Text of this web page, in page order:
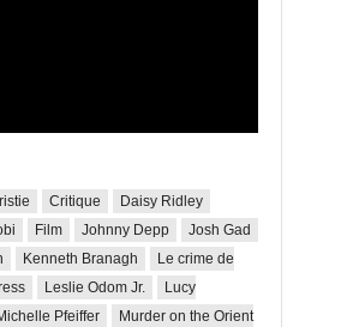
Critique
Daisy Ridley
Film Johnny Depp
Josh Gad
Kenneth Branagh
Le crime de
Leslie Odom Jr.
Lucy
Pfeiffer
Murder on the Orient